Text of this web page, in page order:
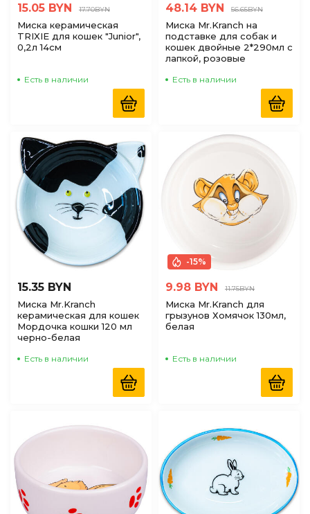
15.05 BYN 17.70BYN
Миска керамическая
TRIXIE для кошек "Junior",
0,2л 14см
Есть в наличии
48.14 BYN 56.65BYN
Миска Mr.Kranch на
подставке для собак и
кошек двойные 2*290мл с
лапкой, розовые
Есть в наличии
15.35 BYN
Миска Mr.Kranch
керамическая для кошек
Мордочка кошки 120 мл
черно-белая
Есть в наличии
-15%
9.98 BYN 11.75BYN
Миска Mr.Kranch для
грызунов Хомячок 130мл,
белая
Есть в наличии